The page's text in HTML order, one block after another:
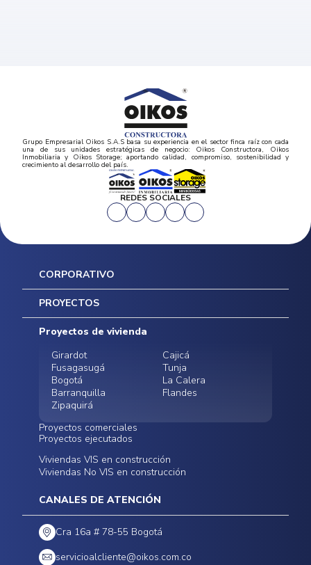
Grupo Empresarial Oikos S.A.S basa su experiencia en el sector finca raíz con cada
una de sus unidades estratégicas de negocio: Oikos Constructora, Oikos
Inmobiliaria y Oikos Storage; aportando calidad, compromiso, sostenibilidad y
crecimiento al desarrollo del país.
REDES SOCIALES
CORPORATIVO
Inicio
Postventas
Contratación Directa
Noticias
PROYECTOS
Proyectos de vivienda
Girardot
Cajicá
Fusagasugá
Tunja
Bogotá
La Calera
Barranquilla
Flandes
Zipaquirá
Proyectos comerciales
Funza
Infinitum Zentral
Bodegas - ALMAX
Centro Comercial
Proyectos ejecutados
Conoce nuestros
proyectos ejecutados
Viviendas VIS en construcción
Viviendas No VIS en construcción
CANALES DE ATENCIÓN
Cra 16a # 78-55 Bogotá
servicioalcliente@oikos.com.co